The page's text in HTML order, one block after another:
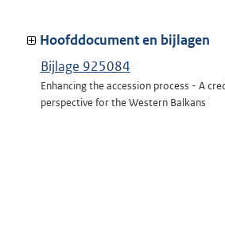
Hoofddocument en bijlagen
Bijlage 925084
Enhancing the accession process - A
perspective for the Western Balkans